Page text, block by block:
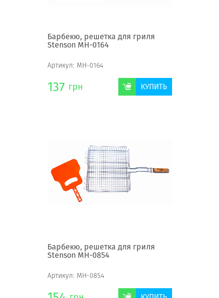
Барбекю, решетка для гриля
Stenson MH-0164
Артикул: MH-0164
137 грн КУПИТЬ
Барбекю, решетка для гриля
Stenson MH-0854
Артикул: MH-0854